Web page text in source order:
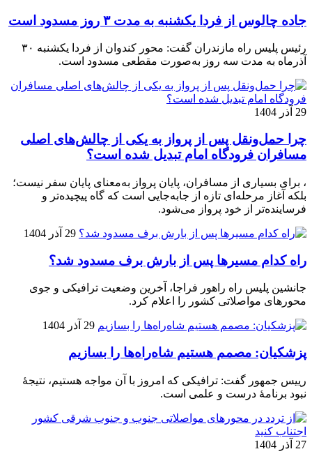
جاده چالوس از فردا یکشنبه به مدت ۳ روز مسدود است
رئیس پلیس راه مازندران گفت: محور کندوان از فردا یکشنبه ۳۰
آذرماه به مدت سه روز به‌صورت مقطعی مسدود است.
29 آذر 1404
چرا حمل‌ونقل پس از پرواز به یکی از چالش‌های اصلی
مسافران فرودگاه امام تبدیل شده است؟
، برای بسیاری از مسافران، پایان پرواز به‌معنای پایان سفر نیست؛
بلکه آغاز مرحله‌ای تازه از جابه‌جایی است که گاه پیچیده‌تر و
فرساینده‌تر از خود پرواز می‌شود.
29 آذر 1404
راه کدام مسیرها پس از بارش برف مسدود شد؟
جانشین پلیس راه راهور فراجا، آخرین وضعیت ترافیکی و جوی
محورهای مواصلاتی کشور را اعلام کرد.
29 آذر 1404
پزشکیان: مصمم هستیم شاه‌راه‌ها را بسازیم
رییس جمهور گفت: ترافیکی که امروز با آن مواجه هستیم، نتیجۀ
نبود برنامۀ درست و علمی است.
27 آذر 1404